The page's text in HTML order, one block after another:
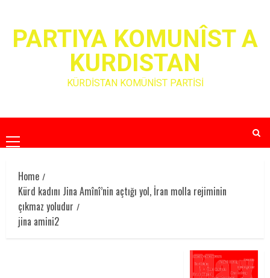
contentPARTIYA KOMUNÎST A
KURDISTAN
KÜRDİSTAN KOMÜNİST PARTİSİ
Primary
Menu
Home
Kürd kadını Jina Amînî’nin açtığı yol, İran molla rejiminin
çıkmaz yoludur
jina amini2